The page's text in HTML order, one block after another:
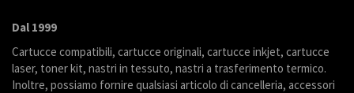
Dal 1999
Cartucce compatibili, cartucce originali, cartucce inkjet, cartucce
laser, toner kit, nastri in tessuto, nastri a trasferimento termico.
Inoltre, possiamo fornire qualsiasi articolo di cancelleria, accessori